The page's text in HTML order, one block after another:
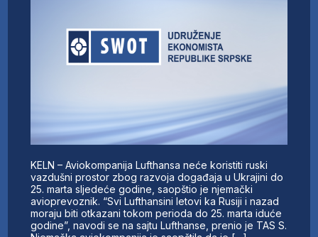
KELN – Aviokompanija Lufthansa neće koristiti ruski
vazdušni prostor zbog razvoja događaja u Ukrajini do
25. marta sljedeće godine, saopštio je njemački
avioprevoznik. “Svi Lufthansini letovi ka Rusiji i nazad
moraju biti otkazani tokom perioda do 25. marta iduće
godine”, navodi se na sajtu Lufthanse, prenio je TAS S.